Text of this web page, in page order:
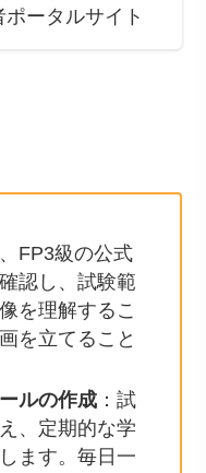
ータルサイト
、FP3級の公式
認し、試験範
を理解するこ
を立てること
ルの作成 ：試
、定期的な学
ます。毎日一